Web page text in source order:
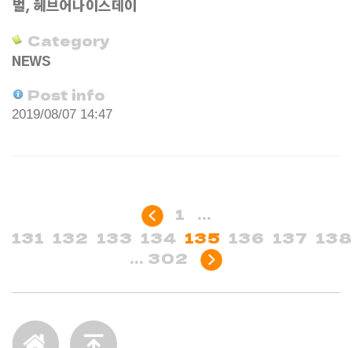
벌, 헤브어나이스데이
Category
NEWS
Post info
2019/08/07 14:47
1
...
131 132 133 134 135 136 137 138
... 302